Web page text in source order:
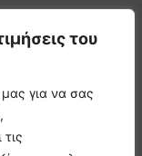
του
για να σας